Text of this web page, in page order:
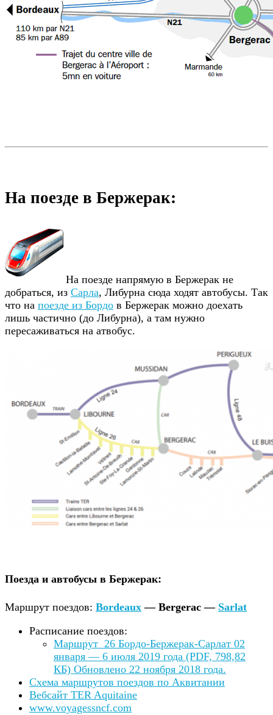
На поезде в Бержерак:
На поезде напрямую в Бержерак не
добраться, из Сарла, Либурна сюда ходят автобусы. Так
что на поезде из Бордо в Бержерак можно доехать
лишь частично (до Либурна), а там нужно
пересаживаться на атвобус.
Поезда и автобусы в Бержерак:
Маршрут поездов: Bordeaux — Bergerac — Sarlat
Расписание поездов:
Маршрут 26 Бордо-Бержерак-Сарлат 02
января — 6 июля 2019 года (PDF, 798,82
КБ) Обновлено 22 ноября 2018 года.
Схема маршрутов поездов по Аквитании
Вебсайт TER Aquitaine
www.voyagessncf.com